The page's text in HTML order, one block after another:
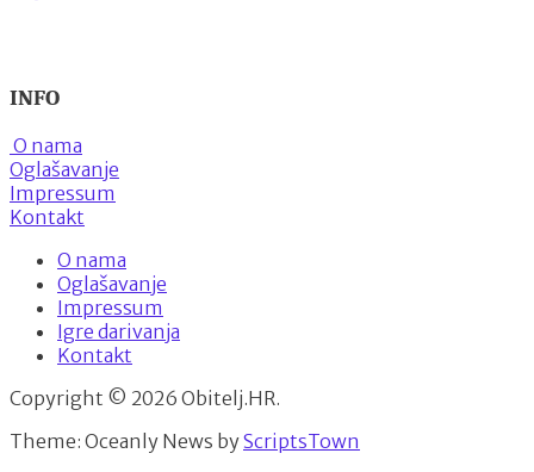
INFO
O nama
Oglašavanje
Impressum
Kontakt
O nama
Oglašavanje
Impressum
Igre darivanja
Kontakt
Copyright © 2026 Obitelj.HR.
Theme: Oceanly News byScriptsTown